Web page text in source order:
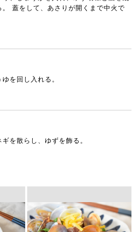
。 蓋をして、あさりが開くまで中火で
を回し入れる。
を散らし、ゆずを飾る。